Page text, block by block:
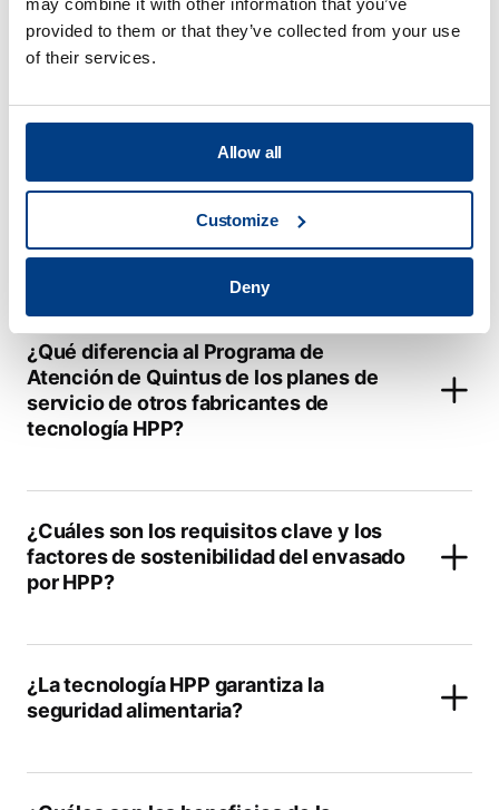
may combine it with other information that you’ve
provided to them or that they’ve collected from your use
of their services.
Allow all
Customize
Deny
Procesado de
alimentos
¿Qué diferencia al Programa de
Atención de Quintus de los planes de
servicio de otros fabricantes de
tecnología HPP?
¿Cuáles son los requisitos clave y los
factores de sostenibilidad del envasado
por HPP?
¿La tecnología HPP garantiza la
seguridad alimentaria?